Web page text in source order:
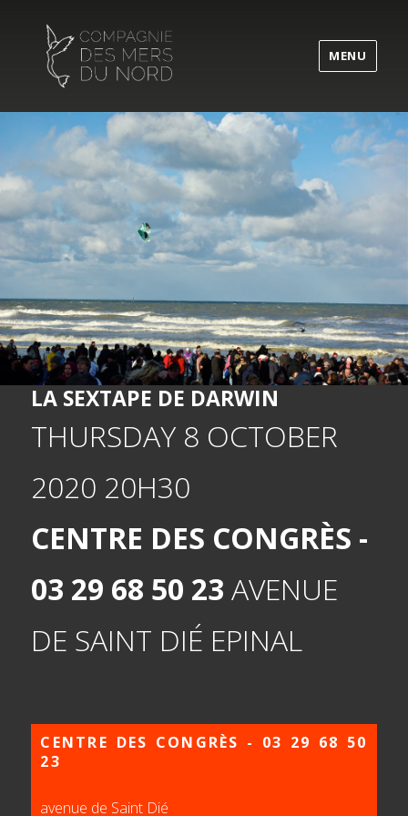
MENU
LA SEXTAPE DE DARWIN
THURSDAY 8 OCTOBER
2020 20H30
CENTRE DES CONGRÈS -
03 29 68 50 23 AVENUE
DE SAINT DIÉ EPINAL
CENTRE DES CONGRÈS - 03 29 68 50
23
avenue de Saint Dié